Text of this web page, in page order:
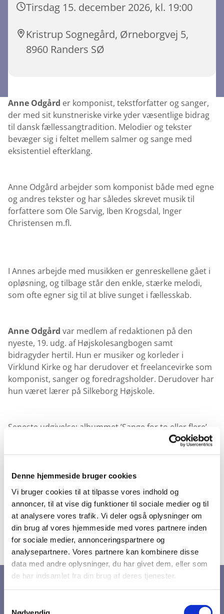
Denne hjemmeside bruger cookies
Vi bruger cookies til at tilpasse vores indhold og
annoncer, til at vise dig funktioner til sociale medier og til
at analysere vores trafik. Vi deler også oplysninger om
din brug af vores hjemmeside med vores partnere inden
for sociale medier, annonceringspartnere og
analysepartnere. Vores partnere kan kombinere disse
data med andre oplysninger, du har givet dem, eller som
de har indsamlet fra din brug af deres tjenester.
Tirsdag 15. december 2026, kl. 19:00
Kristrup Sognegård, Ørneborgvej 5,
8960 Randers SØ
Anne Odgård er komponist, tekstforfatter og sanger,
der med sit kunstneriske virke yder væsentlige bidrag
til dansk fællessangtradition. Melodier og tekster
bevæger sig i feltet mellem salmer og sange med
eksistentiel efterklang.
Anne Odgård arbejder som komponist både med egne
og andres tekster og har således skrevet musik til
forfattere som Ole Sarvig, Iben Krogsdal, Inger
Christensen m.fl.
I Annes arbejde med musikken er genreskellene gået i
opløsning, og tilbage står den enkle, stærke melodi,
som ofte egner sig til at blive sunget i fællesskab.
Anne Odgård var medlem af redaktionen på den
nyeste, 19. udg. af Højskolesangbogen samt
bidragyder hertil. Hun er musiker og korleder i
Virklund Kirke og har derudover et freelancevirke som
komponist, sanger og foredragsholder. Derudover har
hun været lærer på Silkeborg Højskole.
Seneste udgivelse: albummet ’Sange for to eller flere’.
Dertil kommer en lang række sangbogsudgivelser.
Link til seneste albumudgivelse:
https://open.spotify.com/album/0xj25ZQpz3KnaLw69j
MhCW
Hjemmeside: anneodgaard.dk